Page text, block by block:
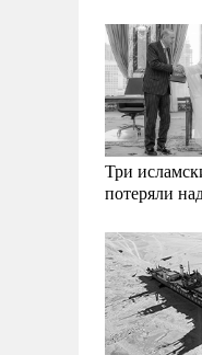
Три
потеряли